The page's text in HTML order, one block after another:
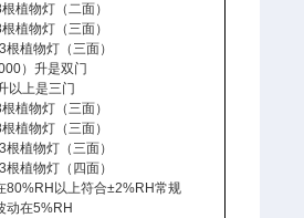
根植物灯（二面）
根植物灯（三面）
根植物灯（三面）
）升是双门
以上是三门
根植物灯（三面）
根植物灯（三面）
根植物灯（三面）
根植物灯（四面）
80%RH 以上符合±2%RH常规
动在5%RH